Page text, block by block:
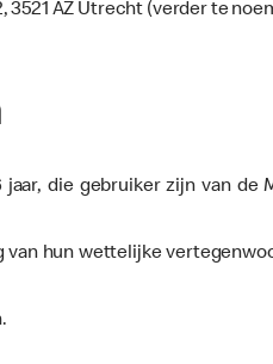
3521 AZ Utrecht (verder te
die gebruiker zijn van de
van hun wettelijke